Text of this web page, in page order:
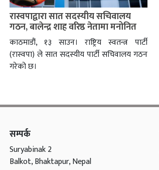
रास्वपाद्वारा सात सदस्यीय सचिवालय
गठन, बालेन्द्र शाह वरिष्ठ नेतामा मनोनित
काठमाडौं, १३ साउन। राष्ट्रिय स्वतन्त्र पार्टी
(रास्वपा) ले सात सदस्यीय पार्टी सचिवालय गठन
गरेको छ।
सम्पर्क
Suryabinak 2
Balkot, Bhaktapur, Nepal